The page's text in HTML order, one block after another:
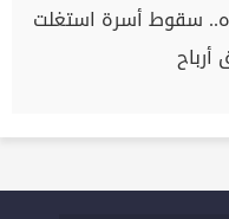
سقوط أسرة استغلت
أرباح